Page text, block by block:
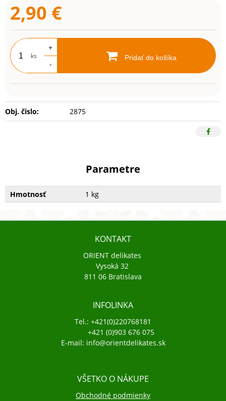
2,90 €
ks
+
-
Pridať do košíka
Obj. čislo: 2875
Parametre
Hmotnosť 1 kg
KONTAKT
ORIENT delikates
Vysoká 32
811 06 Bratislava
INFOLINKA
Tel.: +421(0)220768181
+421 (0)903 676 075
E-mail: info@orientdelikates.sk
VŠETKO O NÁKUPE
Obchodné podmienky